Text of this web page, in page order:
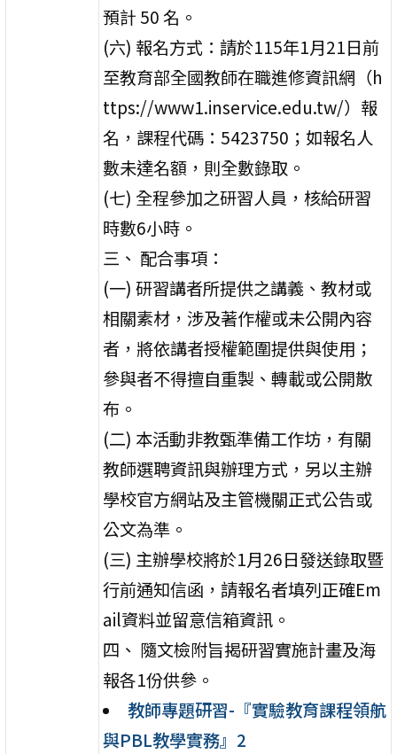
預計 50 名。
(六) 報名方式：請於115年1月21日前
至教育部全國教師在職進修資訊網（h
ttps://www1.inservice.edu.tw/）報
名，課程代碼：5423750；如報名人
數未達名額，則全數錄取。
(七) 全程參加之研習人員，核給研習
時數6小時。
三、 配合事項：
(一) 研習講者所提供之講義、教材或
相關素材，涉及著作權或未公開內容
者，將依講者授權範圍提供與使用；
參與者不得擅自重製、轉載或公開散
布。
(二) 本活動非教甄準備工作坊，有關
教師選聘資訊與辦理方式，另以主辦
學校官方網站及主管機關正式公告或
公文為準。
(三) 主辦學校將於1月26日發送錄取暨
行前通知信函，請報名者填列正確Em
ail資料並留意信箱資訊。
四、 隨文檢附旨揭研習實施計畫及海
報各1份供參。
教師專題研習-『實驗教育課程領航
與PBL教學實務』2